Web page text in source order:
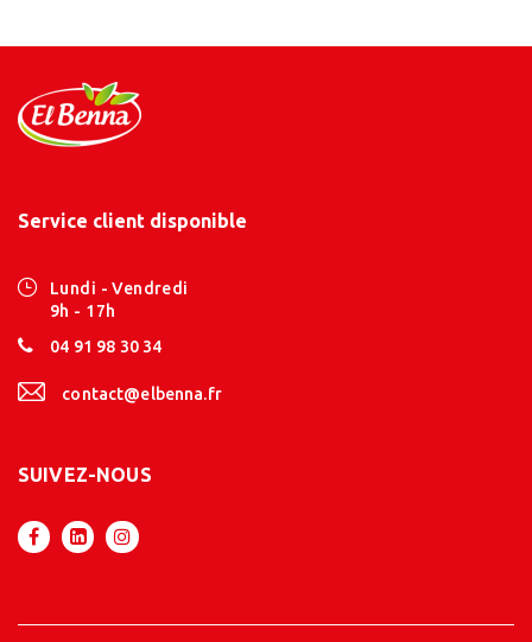
Service client disponible
Lundi - Vendredi
9h - 17h
04 91 98 30 34
contact@elbenna.fr
SUIVEZ-NOUS